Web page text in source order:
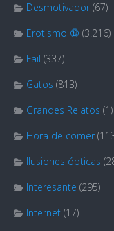
Desmotivador (67)
Erotismo 🔞 (3.216)
Fail (337)
Gatos (813)
Grandes Relatos (1)
Hora de comer
Ilusiones ópticas
Interesante (295)
Internet (17)